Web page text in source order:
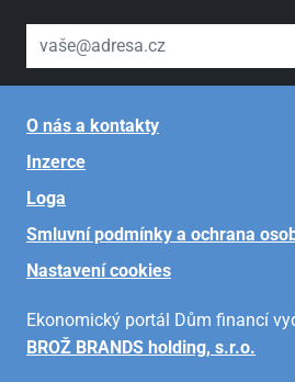
váš email
O nás a kontakty
Inzerce
Loga
Smluvní podmínky a ochrana
Nastavení cookies
Ekonomický portál Dům financí
BROŽ BRANDS holding, s.r.o.